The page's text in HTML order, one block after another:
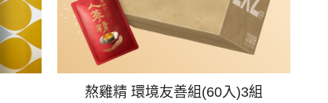
熬雞精 環境友善組(60入)3組